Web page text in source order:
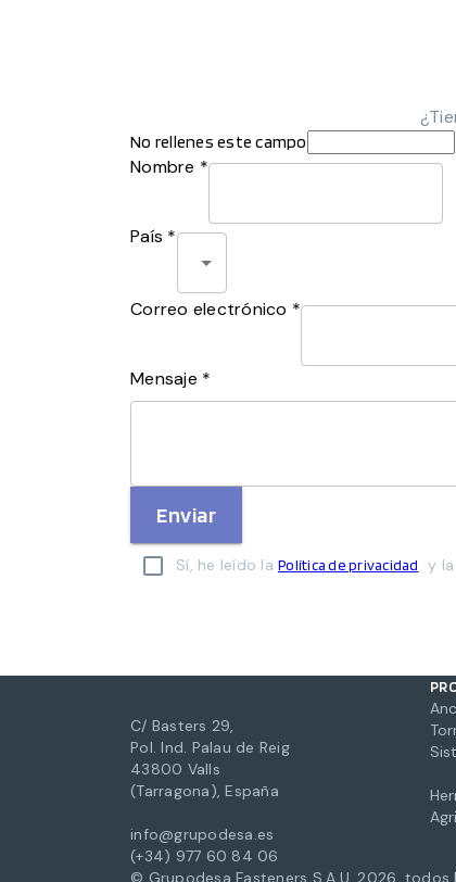
No rellenes este campo
Nombre *
País *
Correo electrónico *
Mensaje *
Enviar
Sí, he leído la Política de privacidad y
C/ Basters 29,
Pol. Ind. Palau de Reig
43800 Valls
(Tarragona), España
info@grupodesa.es
(+34) 977 60 84 06
© Grupodesa Fasteners S.A.U. 2026 todos